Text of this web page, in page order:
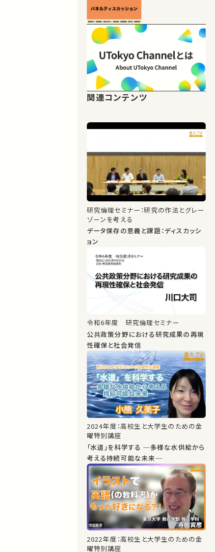
関連コンテンツ
研究倫理セミナー：研究の作法とグレー
ゾーンを考える
データ保存の意義と課題：ディスカッシ
ョン
令和6年度 研究倫理セミナー
公共政策分野における研究成果の再現
性確保と社会発信
2024年度：高校生と大学生のための金
曜特別講座
「水道」を科学する ─多様な水供給から
考える持続可能な未来─
2022年度：高校生と大学生のための金
曜特別講座